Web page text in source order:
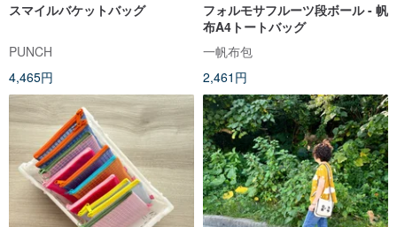
スマイルバケットバッグ
PUNCH
4,465円
フォルモサフルーツ段ボール - 帆
布A4トートバッグ
一帆布包
2,461円